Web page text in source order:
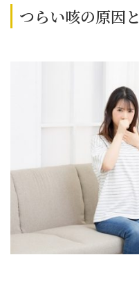
つらい咳の原因